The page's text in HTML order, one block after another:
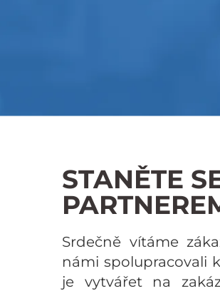
STANĚTE
Srdečně vítáme
námi spolupracovali
je vytvářet na